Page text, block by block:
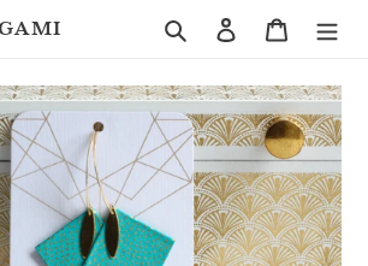
Rechercher
Se Panier